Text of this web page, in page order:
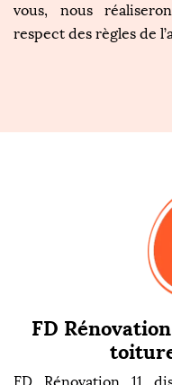
vous, nous
respect des règles de
FD